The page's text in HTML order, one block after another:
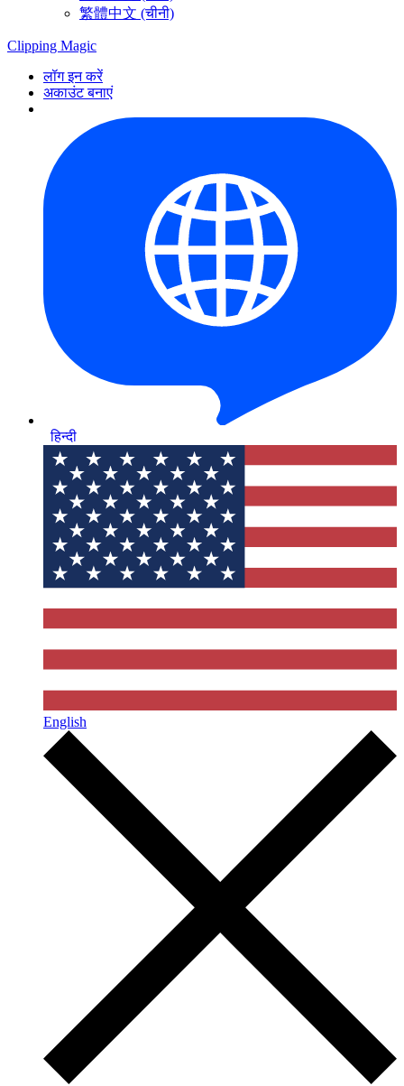
繁體中文 (चीनी)
Clipping Magic
लॉग इन करें
अकाउंट बनाएं
हिन्दी
English